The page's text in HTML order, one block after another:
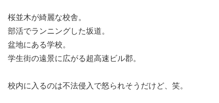
桜並木が綺麗な校舎。
部活でランニングした坂道。
盆地にある学校。
学生街の遠景に広がる超高速ビル郡。
校内に入るのは不法侵入で怒られそうだけど、笑。